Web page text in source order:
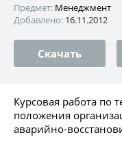
Предмет: Менеджмент
Добавлено: 16.11.2012
Скачать
Курсовая работа по
положения
аварийно-